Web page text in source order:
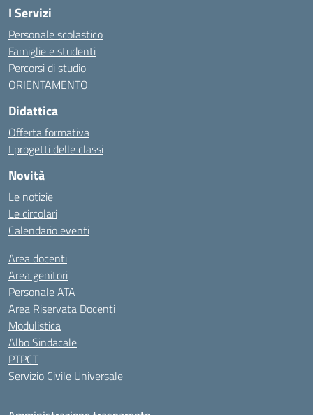
I Servizi
Personale scolastico
Famiglie e studenti
Percorsi di studio
ORIENTAMENTO
Didattica
Offerta formativa
I progetti delle classi
Novità
Le notizie
Le circolari
Calendario eventi
Area docenti
Area genitori
Personale ATA
Area Riservata Docenti
Modulistica
Albo Sindacale
PTPCT
Servizio Civile Universale